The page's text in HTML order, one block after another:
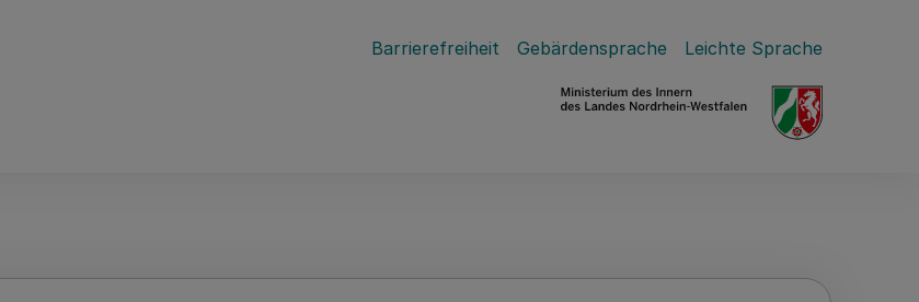
Barrierefreiheit Gebärdensprache Leichte Sprache